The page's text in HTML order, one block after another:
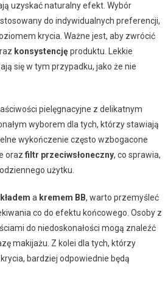
uzyskać naturalny efekt. Wybór
do indywidualnych preferencji,
krycia. Ważne jest, aby zwrócić
konsystencjęproduktu. Lekkie
się w tym przypadku, jako że nie
pielęgnacyjne z delikatnym
wyborem dla tych, którzy stawiają
wykończenie często wzbogacone
oraz filtr przeciwsłoneczny, co sprawia,
użytku.
a kremem BB, warto przemyśleć
co do efektu końcowego. Osoby z
do niedoskonałości mogą znaleźć
makijażu. Z kolei dla tych, którzy
bardziej odpowiednie będą